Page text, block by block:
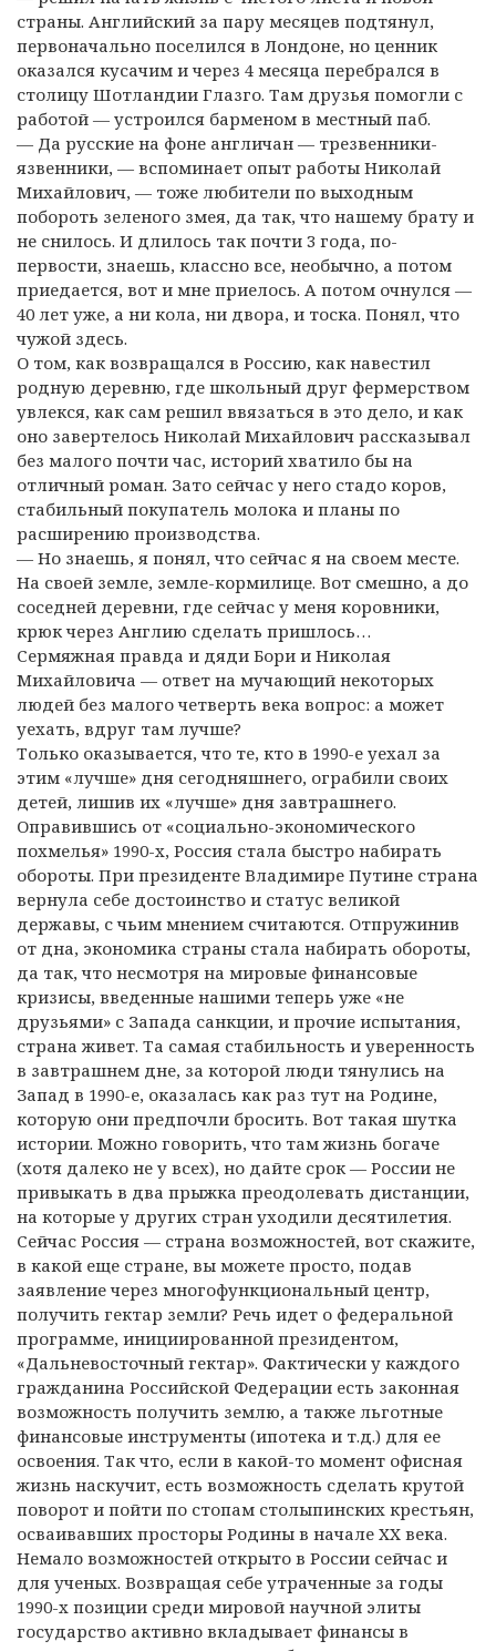
страны. Английский за пару месяцев подтянул,
первоначально поселился в Лондоне, но ценник
оказался кусачим и через 4 месяца перебрался в
столицу Шотландии Глазго. Там друзья помогли с
работой — устроился барменом в местный паб.
— Да русские на фоне англичан — трезвенники-
язвенники, — вспоминает опыт работы Николай
Михайлович, — тоже любители по выходным
побороть зеленого змея, да так, что нашему брату и
не снилось. И длилось так почти 3 года, по-
первости, знаешь, классно все, необычно, а потом
приедается, вот и мне приелось. А потом очнулся —
40 лет уже, а ни кола, ни двора, и тоска. Понял, что
чужой здесь.
О том, как возвращался в Россию, как навестил
родную деревню, где школьный друг фермерством
увлекся, как сам решил ввязаться в это дело, и как
оно завертелось Николай Михайлович рассказывал
без малого почти час, историй хватило бы на
отличный роман. Зато сейчас у него стадо коров,
стабильный покупатель молока и планы по
расширению производства.
— Но знаешь, я понял, что сейчас я на своем месте.
На своей земле, земле-кормилице. Вот смешно, а до
соседней деревни, где сейчас у меня коровники,
крюк через Англию сделать пришлось…
Сермяжная правда и дяди Бори и Николая
Михайловича — ответ на мучающий некоторых
людей без малого четверть века вопрос: а может
уехать, вдруг там лучше?
Только оказывается, что те, кто в 1990-е уехал за
этим «лучше» дня сегодняшнего, ограбили своих
детей, лишив их «лучше» дня завтрашнего.
Оправившись от «социально-экономического
похмелья» 1990-х, Россия стала быстро набирать
обороты. При президенте Владимире Путине страна
вернула себе достоинство и статус великой
державы, с чьим мнением считаются. Отпружинив
от дна, экономика страны стала набирать обороты,
да так, что несмотря на мировые финансовые
кризисы, введенные нашими теперь уже «не
друзьями» с Запада санкции, и прочие испытания,
страна живет. Та самая стабильность и уверенность
в завтрашнем дне, за которой люди тянулись на
Запад в 1990-е, оказалась как раз тут на Родине,
которую они предпочли бросить. Вот такая шутка
истории. Можно говорить, что там жизнь богаче
(хотя далеко не у всех), но дайте срок — России не
привыкать в два прыжка преодолевать дистанции,
на которые у других стран уходили десятилетия.
Сейчас Россия — страна возможностей, вот скажите,
в какой еще стране, вы можете просто, подав
заявление через многофункциональный центр,
получить гектар земли? Речь идет о федеральной
программе, инициированной президентом,
«Дальневосточный гектар». Фактически у каждого
гражданина Российской Федерации есть законная
возможность получить землю, а также льготные
финансовые инструменты (ипотека и т.д.) для ее
освоения. Так что, если в какой-то момент офисная
жизнь наскучит, есть возможность сделать крутой
поворот и пойти по стопам столыпинских крестьян,
осваивавших просторы Родины в начале XX века.
Немало возможностей открыто в России сейчас и
для ученых. Возвращая себе утраченные за годы
1990-х позиции среди мировой научной элиты
государство активно вкладывает финансы в